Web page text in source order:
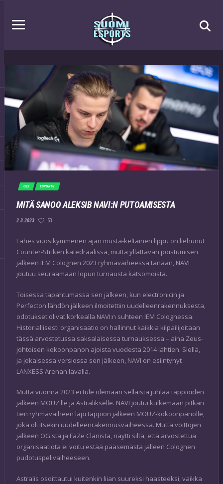
CS2 ESPORTS
MITÄ SANOO ALEKSIB NAVI:N PUTOAMISESTA
2.8.2023 53
Lähes vuosikymmenen ajan musta-keltainen lippu on liehunut
Counter-Striken katedraalissa, mutta yllättävän poistumisen
jälkeen IEM Colognen 2023 ryhmävaiheessa tänään, NAVI
joutuu seuraamaan lopun turnausta katsomoista.
Toisessa tapahtumassa sen jälkeen, kun electronicin ja
Perfecton lähdön jälkeen ilmoitettiin uudelleenrakennuksesta,
odotukset olivat korkealla NAVI:n suhteen IEM Colognessa.
Historiallisesti organisaatio on hallinnut kaikkia kilpailijoitaan
tässä arvostetussa saksalaisessa turnauksessa – aina Zeus-
johtoisen kokoonpanon ajoista vuodesta 2014 lähtien. Siellä,
ja jokaisessa versiossa sen jälkeen, NAVI on esiintynyt
LANXESS Arenan lavalla.
Mutta vuonna 2023 ei tule olemaan sellaista juhlaa tappioiden
jälkeen MOUZ:lle ja Astralikselle. NAVI joutui kulkemaan pitkän
tien ryhmävaiheen läpi tappion jälkeen MOUZ-kokoonpanolle,
joka oli itsekin uudelleenrakennusvaiheessa. Mutta voittojen
jälkeen OG:sta ja FaZe Clanista, näytti siltä, että arvostettua
organisaatiota ei voitu estää pääsemästä jälleen Colognen
pudotuspelivaiheeseen.
Astralis osoittautui kuitenkin liian suureksi haasteeksi, vaikka